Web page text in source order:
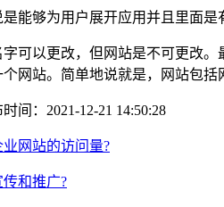
能够为用户展开应用并且里面
可以更改，但网站是不可更改
网站。简单地说就是，网站包括
间：2021-12-21 14:50:28
网站的访问量?
和推广?